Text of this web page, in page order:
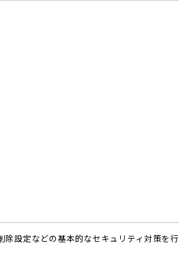
設定などの基本的なセキュリティ対策を行